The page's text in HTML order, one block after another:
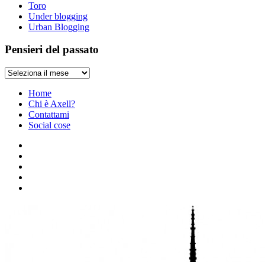
Toro
Under blogging
Urban Blogging
Pensieri del passato
Pensieri
passatoHome
Chi è Axell?
Contattami
Social cose